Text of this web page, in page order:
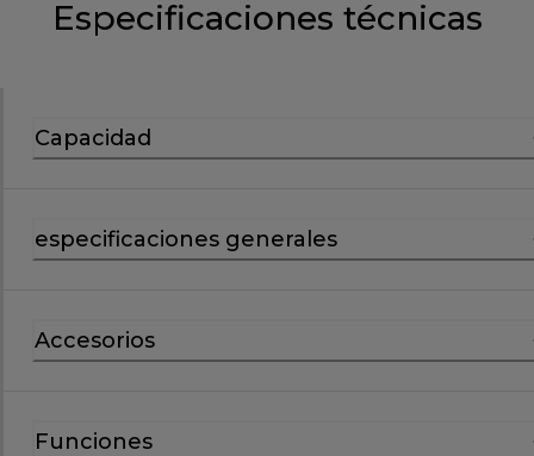
Especificaciones técnicas
Capacidad
especificaciones generales
Accesorios
Funciones